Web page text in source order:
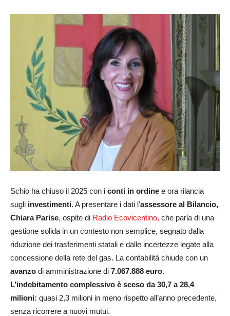
Schio ha chiuso il 2025 con i conti in ordine e ora rilancia
sugli investimenti. A presentare i dati l’assessore al Bilancio,
Chiara Parise, ospite di Radio Ecovicentino, che parla di una
gestione solida in un contesto non semplice, segnato dalla
riduzione dei trasferimenti statali e dalle incertezze legate alla
concessione della rete del gas. La contabilità chiude con un
avanzo di amministrazione di 7.067.888 euro.
L’indebitamento complessivo è sceso da 30,7 a 28,4
milioni: quasi 2,3 milioni in meno rispetto all’anno precedente,
senza ricorrere a nuovi mutui.